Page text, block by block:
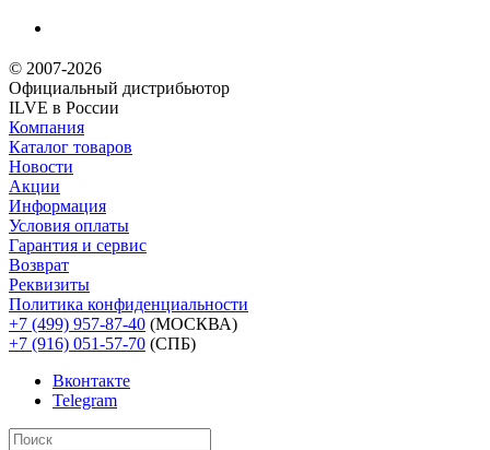
© 2007-2026
Официальный дистрибьютoр
ILVE в России
Компания
Каталог товаров
Новости
Акции
Информация
Условия оплаты
Гарантия и сервис
Возврат
Реквизиты
Политика конфиденциальности
+7 (499) 957-87-40 (МОСКВА)
+7 (916) 051-57-70 (СПБ)
Вконтакте
Telegram